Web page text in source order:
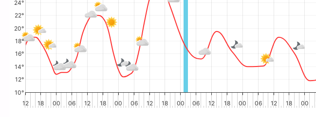
12 18 00 06 12 18 00 06 12 18 00 06 12 18 00 06 12 18 00
10°
12°
14°
16°
18°
20°
22°
24°